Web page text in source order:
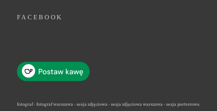
FACEBOOK
fotograf · fotograf warszawa · sesja zdjęciowa · sesja zdjęciowa warszawa · sesja portretowa